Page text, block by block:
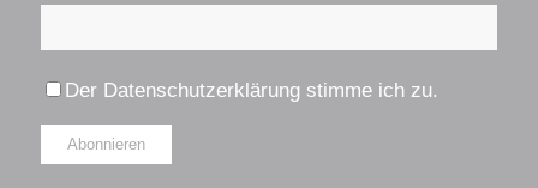
Der Datenschutzerklärungstimme ich zu.